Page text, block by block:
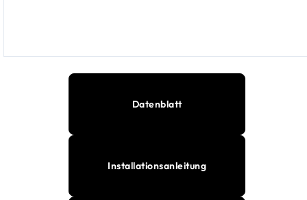
Datenblatt
Installationsanleitung